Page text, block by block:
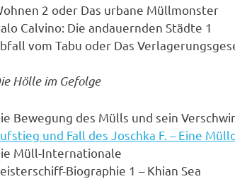
2 oder Das urbane Müllmonster
Calvino: Die andauernden Städte 1
vom Tabu oder Das
Hölle im Gefolge
Bewegung des Mülls und sein
und Fall des Joschka F. – Eine
Müll-Internationale
Biographie 1 – Khian Sea